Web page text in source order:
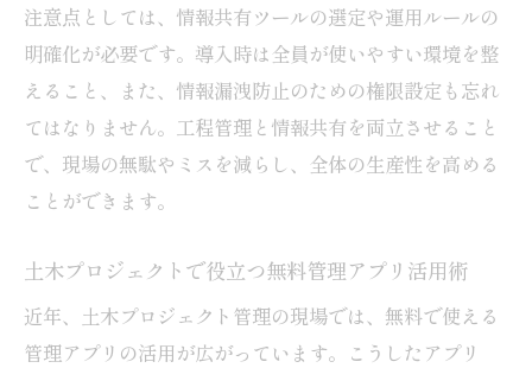
注意点としては、情報共有ツールの選定や運用ルールの
明確化が必要です。導入時は全員が使いやすい環境を整
えること、また、情報漏洩防止のための権限設定も忘れ
てはなりません。工程管理と情報共有を両立させること
で、現場の無駄やミスを減らし、全体の生産性を高める
ことができます。
土木プロジェクトで役立つ無料管理アプリ活用術
近年、土木プロジェクト管理の現場では、無料で使える
管理アプリの活用が広がっています。こうしたアプリ